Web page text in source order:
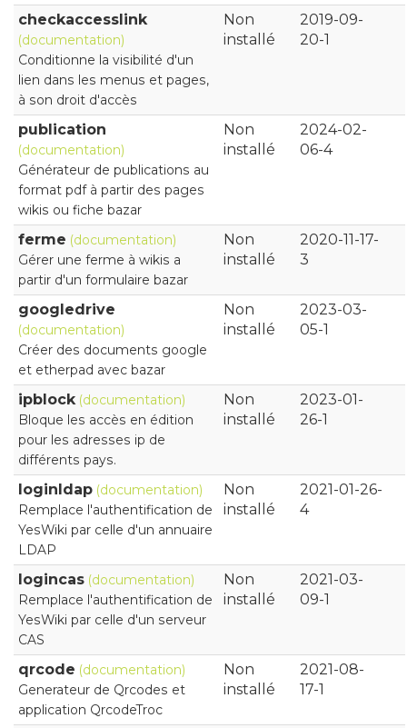
checkaccesslink
(documentation)
Conditionne la visibilité d'un
lien dans les menus et pages,
à son droit d'accès
Non
installé
2019-09-
20-1
publication
(documentation)
Générateur de publications au
format pdf à partir des pages
wikis ou fiche bazar
Non
installé
2024-02-
06-4
ferme (documentation)
Gérer une ferme à wikis a
partir d'un formulaire bazar
Non
installé
2020-11-17-
3
googledrive
(documentation)
Créer des documents google
et etherpad avec bazar
Non
installé
2023-03-
05-1
ipblock (documentation)
Bloque les accès en édition
pour les adresses ip de
différents pays.
Non
installé
2023-01-
26-1
loginldap (documentation)
Remplace l'authentification de
YesWiki par celle d'un annuaire
LDAP
Non
installé
2021-01-26-
4
logincas (documentation)
Remplace l'authentification de
YesWiki par celle d'un serveur
CAS
Non
installé
2021-03-
09-1
qrcode (documentation)
Generateur de Qrcodes et
application QrcodeTroc
Non
installé
2021-08-
17-1